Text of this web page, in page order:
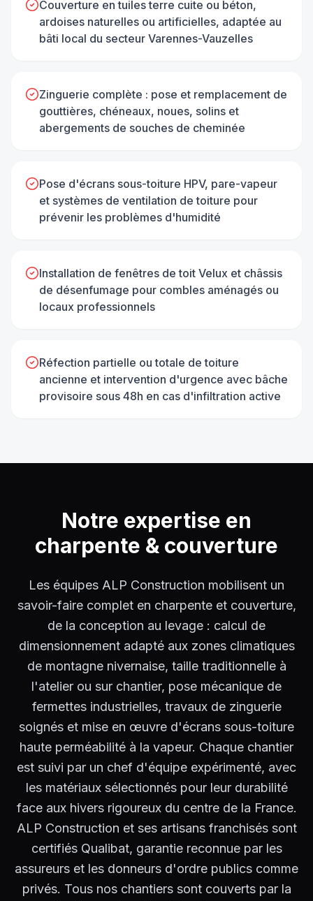
Couverture en tuiles terre cuite ou béton,
ardoises naturelles ou artificielles, adaptée au
bâti local du secteur Varennes-Vauzelles
Zinguerie complète : pose et remplacement de
gouttières, chéneaux, noues, solins et
abergements de souches de cheminée
Pose d'écrans sous-toiture HPV, pare-vapeur
et systèmes de ventilation de toiture pour
prévenir les problèmes d'humidité
Installation de fenêtres de toit Velux et châssis
de désenfumage pour combles aménagés ou
locaux professionnels
Réfection partielle ou totale de toiture
ancienne et intervention d'urgence avec bâche
provisoire sous 48h en cas d'infiltration active
Notre expertise en
charpente & couverture
Les équipes ALP Construction mobilisent un
savoir-faire complet en charpente et couverture,
de la conception au levage : calcul de
dimensionnement adapté aux zones climatiques
de montagne nivernaise, taille traditionnelle à
l'atelier ou sur chantier, pose mécanique de
fermettes industrielles, travaux de zinguerie
soignés et mise en œuvre d'écrans sous-toiture
haute perméabilité à la vapeur. Chaque chantier
est suivi par un chef d'équipe expérimenté, avec
les matériaux sélectionnés pour leur durabilité
face aux hivers rigoureux du centre de la France.
ALP Construction et ses artisans franchisés sont
certifiés Qualibat, garantie reconnue par les
assureurs et les donneurs d'ordre publics comme
privés. Tous nos chantiers sont couverts par la